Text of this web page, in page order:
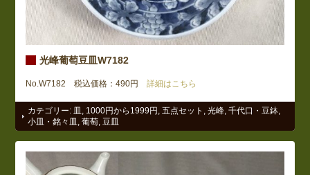
光峰葡萄豆皿W7182
No.W7182 税込価格：490円 詳細はこちら
カテゴリー: 皿 1000円から1999円 ,五点セット ,光峰 ,千代口・豆鉢
小皿・銘々皿
,葡萄 豆皿